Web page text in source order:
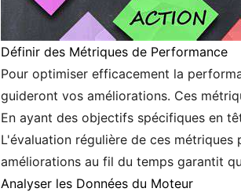
Définir des Métriques de Performance
Pour optimiser efficacement la
guideront vos améliorations. Ces
En ayant des objectifs spécifiques en
L'évaluation régulière de ces
améliorations au fil du temps garantit
Analyser les Données du Moteur